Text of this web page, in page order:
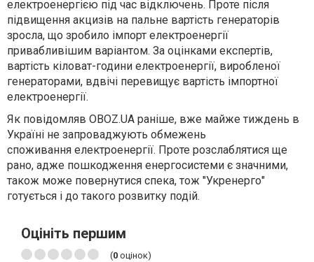
електроенергією під час відключень. Проте після
підвищення акцизів на пальне вартість генераторів
зросла, що зробило імпорт електроенергії
привабливішим варіантом. За оцінками експертів,
вартість кіловат-години електроенергії, виробленої
генераторами, вдвічі перевищує вартість імпортної
електроенергії.
Як повідомляв OBOZ.UA раніше, вже майже тиждень в
Україні не запроваджують обмежень
споживання електроенергії. Проте розслаблятися ще
рано, адже пошкодження енергосистеми є значними,
також може повернутися спека, тож "Укренерго"
готується і до такого розвитку подій.
Оцініть першим
(0 оцінок)